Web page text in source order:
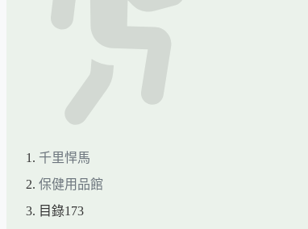
千里悍馬
保健用品館
目錄173